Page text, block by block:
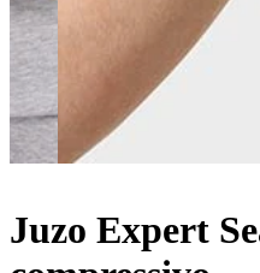
Juzo Expert